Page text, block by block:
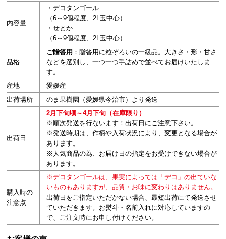
内容量
・デコタンゴール
（6～9個程度、2L玉中心）
・せとか
（6～9個程度、2L玉中心）
品格
ご贈答用 ：贈答用に粒ぞろいの一級品。大きさ・形・甘さ
などを選別し、一つ一つ手詰めで並べてお届けいたしま
す。
産地
愛媛産
出荷場所
のま果樹園（愛媛県今治市）より発送
出荷日
2月下旬頃～4月下旬（在庫限り）
※順次発送を行ないます！出荷日にご注意下さい。
※発送時期は、作柄や入荷状況により、変更となる場合が
あります。
※人気商品の為、お届け日の指定をお受けできない場合が
あります。
購入時の
注意点
※デコタンゴールは、果実によっては「デコ」の出ていな
いものもありますが、品質・お味に変わりはありません。
出荷日をご指定いただかない場合、最短出荷にて発送させ
ていただきます。お熨斗・名前入れに対応していますの
で、ご注文時にお申し付けください。